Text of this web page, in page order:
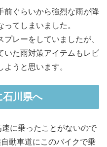
ぐらいから強烈な雨が降
てしまいました。
レーをしていましたが、
いた雨対策アイテムもレビ
うと思います。
石川県へ
に乗ったことがないので
動車道にこのバイクで乗